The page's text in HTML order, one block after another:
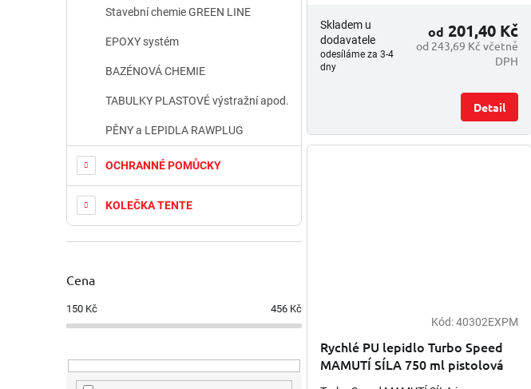
Stavební chemie GREEN LINE
EPOXY systém
BAZÉNOVÁ CHEMIE
TABULKY PLASTOVÉ výstražní apod.
PĚNY a LEPIDLA RAWPLUG
OCHRANNÉ POMŮCKY
KOLEČKA TENTE
Cena
150 Kč 456 Kč
Skladem u
dodavatele
odesíláme za 3-4
dny
od 243,69 Kč včetně
DPH
od 201,40 Kč
Detail
Kód:40302EXPM
Rychlé PU lepidlo Turbo Speed
MAMUTÍ SÍLA 750 ml pistolová